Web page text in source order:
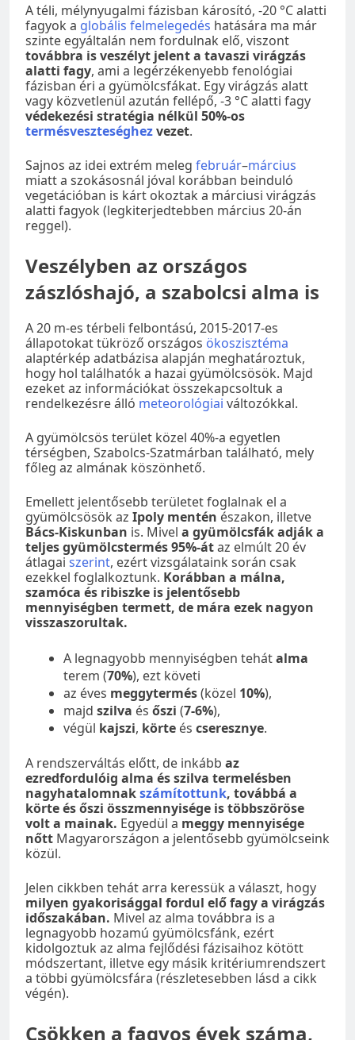
A téli, mélynyugalmi fázisban károsító, -20 °C alatti
fagyok a globális felmelegedés hatására ma már
szinte egyáltalán nem fordulnak elő, viszont
továbbra is veszélyt jelent a tavaszi virágzás
alatti fagy, ami a legérzékenyebb fenológiai
fázisban éri a gyümölcsfákat. Egy virágzás alatt
vagy közvetlenül azután fellépő, -3 °C alatti fagy
védekezési stratégia nélkül 50%-os
termésveszteséghezvezet.
Sajnos az idei extrém meleg február–március
miatt a szokásosnál jóval korábban beinduló
vegetációban is kárt okoztak a márciusi virágzás
alatti fagyok (legkiterjedtebben március 20-án
reggel).
Veszélyben az országos
zászlóshajó, a szabolcsi alma is
A 20 m-es térbeli felbontású, 2015-2017-es
állapotokat tükröző országos ökoszisztéma
alaptérkép adatbázisa alapján meghatároztuk,
hogy hol találhatók a hazai gyümölcsösök. Majd
ezeket az információkat összekapcsoltuk a
rendelkezésre álló meteorológiai változókkal.
A gyümölcsös terület közel 40%-a egyetlen
térségben, Szabolcs-Szatmárban található, mely
főleg az almának köszönhető.
Emellett jelentősebb területet foglalnak el a
gyümölcsösök az Ipoly mentén északon, illetve
Bács-Kiskunban is. Mivel a gyümölcsfák adják a
teljes gyümölcstermés 95%-átaz elmúlt 20 év
átlagai szerint, ezért vizsgálataink során csak
ezekkel foglalkoztunk. Korábban a málna,
szamóca és ribiszke is jelentősebb
mennyiségben termett, de mára ezek nagyon
visszaszorultak.
A legnagyobb mennyiségben tehátalma
terem (70%), ezt követi
az éves meggytermés(közel 10%),
majd szilva és őszi (7-6%),
végül kajszi, körte és cseresznye.
A rendszerváltás előtt, de inkább az
ezredfordulóig alma és szilva termelésben
nagyhatalomnakszámítottunk, továbbá a
körte és őszi összmennyisége is többszöröse
volt a mainak. Egyedül a meggy mennyisége
nőtt Magyarországon a jelentősebb gyümölcseink
közül.
Jelen cikkben tehát arra keressük a választ, hogy
milyen gyakorisággal fordul elő fagy a virágzás
időszakában. Mivel az alma továbbra is a
legnagyobb hozamú gyümölcsfánk, ezért
kidolgoztuk az alma fejlődési fázisaihoz kötött
módszertant, illetve egy másik kritériumrendszert
a többi gyümölcsfára (részletesebben lásd a cikk
végén).
Csökken a fagyos évek száma,